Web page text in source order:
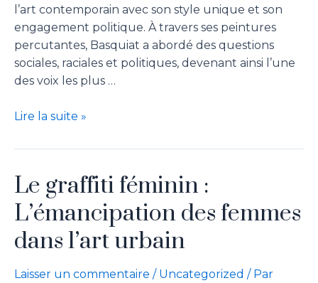
l’art contemporain avec son style unique et son
engagement politique. À travers ses peintures
percutantes, Basquiat a abordé des questions
sociales, raciales et politiques, devenant ainsi l’une
des voix les plus …
Lire la suite »
Le graffiti féminin :
L’émancipation des femmes
dans l’art urbain
Laisser un commentaire / Uncategorized / Par